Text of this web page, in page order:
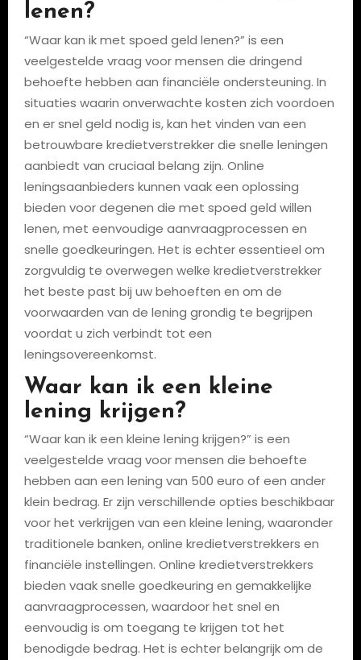
lenen?
“Waar kan ik met spoed geld lenen?” is een
veelgestelde vraag voor mensen die dringend
behoefte hebben aan financiële ondersteuning. In
situaties waarin onverwachte kosten zich voordoen
en er snel geld nodig is, kan het vinden van een
betrouwbare kredietverstrekker die snelle leningen
aanbiedt van cruciaal belang zijn. Online
leningsaanbieders kunnen vaak een oplossing
bieden voor degenen die met spoed geld willen
lenen, met eenvoudige aanvraagprocessen en
snelle goedkeuringen. Het is echter essentieel om
zorgvuldig te overwegen welke kredietverstrekker
het beste past bij uw behoeften en om de
voorwaarden van de lening grondig te begrijpen
voordat u zich verbindt tot een
leningsovereenkomst.
Waar kan ik een kleine
lening krijgen?
“Waar kan ik een kleine lening krijgen?” is een
veelgestelde vraag voor mensen die behoefte
hebben aan een lening van 500 euro of een ander
klein bedrag. Er zijn verschillende opties beschikbaar
voor het verkrijgen van een kleine lening, waaronder
traditionele banken, online kredietverstrekkers en
financiële instellingen. Online kredietverstrekkers
bieden vaak snelle goedkeuring en gemakkelijke
aanvraagprocessen, waardoor het snel en
eenvoudig is om toegang te krijgen tot het
benodigde bedrag. Het is echter belangrijk om de